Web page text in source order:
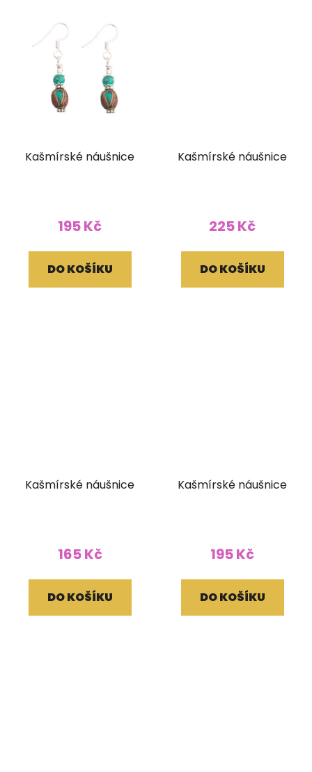
Kašmírské náušnice
195 Kč
DO KOŠÍKU
Kašmírské náušnice
225 Kč
DO KOŠÍKU
Kašmírské náušnice
165 Kč
DO KOŠÍKU
Kašmírské náušnice
195 Kč
DO KOŠÍKU